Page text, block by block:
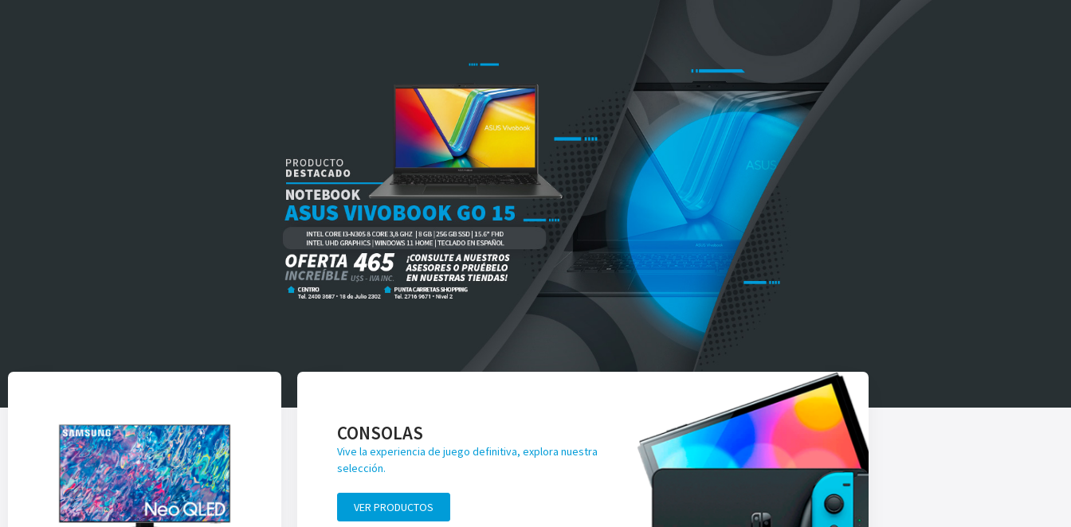
CONSOLAS
Vive la experiencia de juego definitiva, explora nuestra
selección.
VER PRODUCTOS